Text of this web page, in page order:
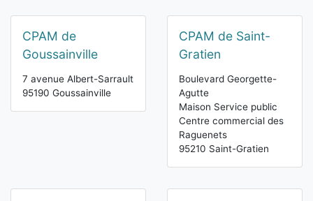
CPAM de
Goussainville
7 avenue Albert-Sarrault
95190 Goussainville
CPAM de Saint-
Gratien
Boulevard Georgette-
Agutte
Maison Service public
Centre commercial des
Raguenets
95210 Saint-Gratien